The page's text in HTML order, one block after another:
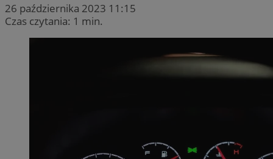
26 października 2023 11:15
Czas czytania: 1 min.